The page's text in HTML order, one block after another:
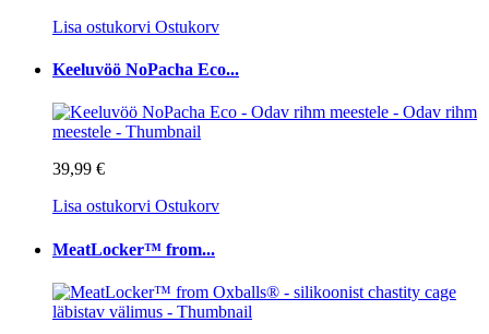
Lisa ostukorvi Ostukorv
Keeluvöö NoPacha Eco...
39,99 €
Lisa ostukorvi Ostukorv
MeatLocker™ from...